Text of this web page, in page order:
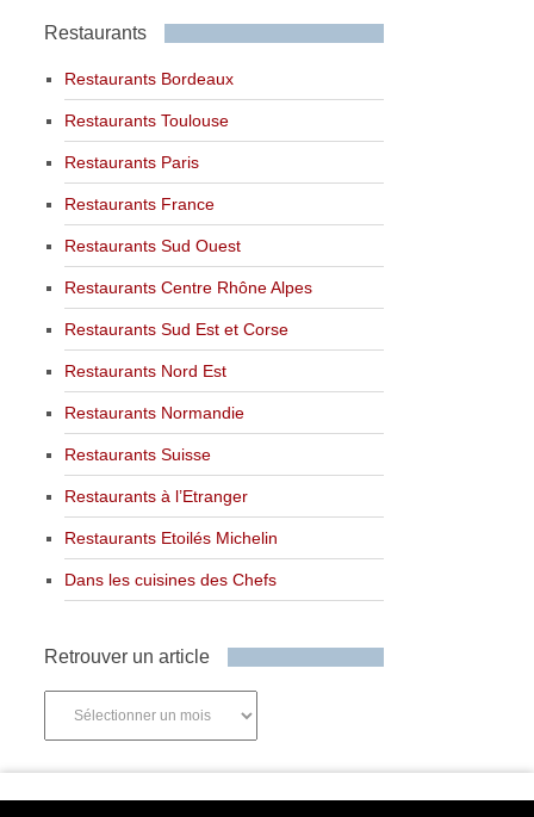
Restaurants
Restaurants Bordeaux
Restaurants Toulouse
Restaurants Paris
Restaurants France
Restaurants Sud Ouest
Restaurants Centre Rhône Alpes
Restaurants Sud Est et Corse
Restaurants Nord Est
Restaurants Normandie
Restaurants Suisse
Restaurants à l’Etranger
Restaurants Etoilés Michelin
Dans les cuisines des Chefs
Retrouver un article